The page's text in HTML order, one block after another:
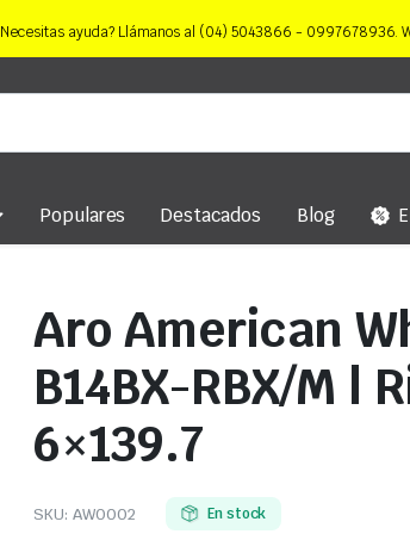
Necesitas ayuda? Llámanos al (04) 5043866 - 0997678936.
Populares Destacados Blog
Aro American
B14BX-RBX/M |
6×139.7
SKU: AW0002 En stock